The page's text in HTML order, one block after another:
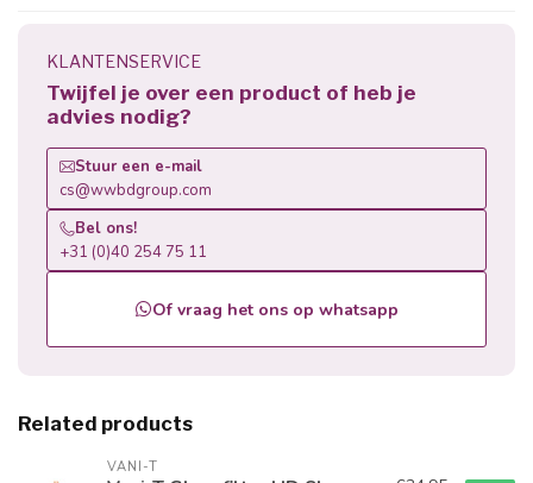
KLANTENSERVICE
Twijfel je over een product of heb je
advies nodig?
Stuur een e-mail
cs@wwbdgroup.com
Bel ons!
+31 (0)40 254 75 11
Of vraag het ons op whatsapp
Related products
VANI-T